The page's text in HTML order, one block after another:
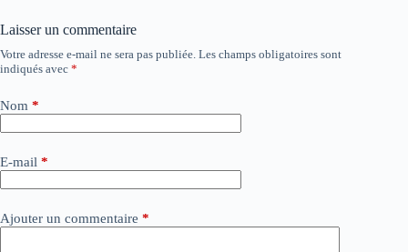
Laisser un commentaire
Votre adresse e-mail ne sera pas publiée. Les champs obligatoires sont
indiqués avec *
Nom *
E-mail *
Ajouter un commentaire *